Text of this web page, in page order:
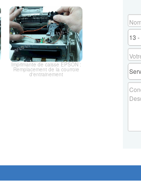
Imprimante de caisse EPSON :
Remplacement de la courroie
d'entrainement